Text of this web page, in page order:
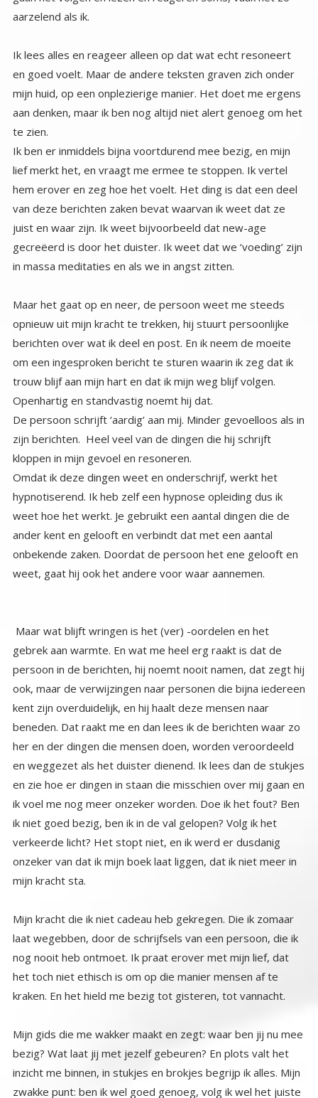
aarzelend als ik.
Ik lees alles en reageer alleen op dat wat echt resoneert
en goed voelt. Maar de andere teksten graven zich onder
mijn huid, op een onplezierige manier. Het doet me ergens
aan denken, maar ik ben nog altijd niet alert genoeg om het
te zien.
Ik ben er inmiddels bijna voortdurend mee bezig, en mijn
lief merkt het, en vraagt me ermee te stoppen. Ik vertel
hem erover en zeg hoe het voelt. Het ding is dat een deel
van deze berichten zaken bevat waarvan ik weet dat ze
juist en waar zijn. Ik weet bijvoorbeeld dat new-age
gecreëerd is door het duister. Ik weet dat we ‘voeding’ zijn
in massa meditaties en als we in angst zitten.
Maar het gaat op en neer, de persoon weet me steeds
opnieuw uit mijn kracht te trekken, hij stuurt persoonlijke
berichten over wat ik deel en post. En ik neem de moeite
om een ingesproken bericht te sturen waarin ik zeg dat ik
trouw blijf aan mijn hart en dat ik mijn weg blijf volgen.
Openhartig en standvastig noemt hij dat.
De persoon schrijft ‘aardig’ aan mij. Minder gevoelloos als in
zijn berichten. Heel veel van de dingen die hij schrijft
kloppen in mijn gevoel en resoneren.
Omdat ik deze dingen weet en onderschrijf, werkt het
hypnotiserend. Ik heb zelf een hypnose opleiding dus ik
weet hoe het werkt. Je gebruikt een aantal dingen die de
ander kent en gelooft en verbindt dat met een aantal
onbekende zaken. Doordat de persoon het ene gelooft en
weet, gaat hij ook het andere voor waar aannemen.
Maar wat blijft wringen is het (ver) -oordelen en het
gebrek aan warmte. En wat me heel erg raakt is dat de
persoon in de berichten, hij noemt nooit namen, dat zegt hij
ook, maar de verwijzingen naar personen die bijna iedereen
kent zijn overduidelijk, en hij haalt deze mensen naar
beneden. Dat raakt me en dan lees ik de berichten waar zo
her en der dingen die mensen doen, worden veroordeeld
en weggezet als het duister dienend. Ik lees dan de stukjes
en zie hoe er dingen in staan die misschien over mij gaan en
ik voel me nog meer onzeker worden. Doe ik het fout? Ben
ik niet goed bezig, ben ik in de val gelopen? Volg ik het
verkeerde licht? Het stopt niet, en ik werd er dusdanig
onzeker van dat ik mijn boek laat liggen, dat ik niet meer in
mijn kracht sta.
Mijn kracht die ik niet cadeau heb gekregen. Die ik zomaar
laat wegebben, door de schrijfsels van een persoon, die ik
nog nooit heb ontmoet. Ik praat erover met mijn lief, dat
het toch niet ethisch is om op die manier mensen af te
kraken. En het hield me bezig tot gisteren, tot vannacht.
Mijn gids die me wakker maakt en zegt: waar ben jij nu mee
bezig? Wat laat jij met jezelf gebeuren? En plots valt het
inzicht me binnen, in stukjes en brokjes begrijp ik alles. Mijn
zwakke punt: ben ik wel goed genoeg, volg ik wel het juiste
pad, heb ik kennis genoeg? Heb ik wel de echte liefde, of
dien ik wel het echte licht? En dan iemand die zich voordoet
als degene met alle kennis, de waarheid, de wijsheid, het